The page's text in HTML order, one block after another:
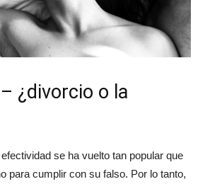
¿divorcio o la
se ha vuelto tan popular que
para cumplir con su falso. Por lo tanto,